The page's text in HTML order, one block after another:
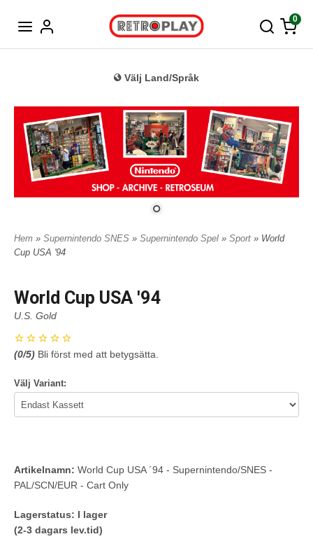
0
Välj Land/Språk
Hem » Supernintendo SNES » Supernintendo Spel » Sport » World
Cup USA '94
World Cup USA '94
U.S. Gold
(0/5) Bli först med att betygsätta.
Välj Variant:
Artikelnamn: World Cup USA ´94 - Supernintendo/SNES -
PAL/SCN/EUR - Cart Only
Lagerstatus: I lager
(2-3 dagars lev.tid)